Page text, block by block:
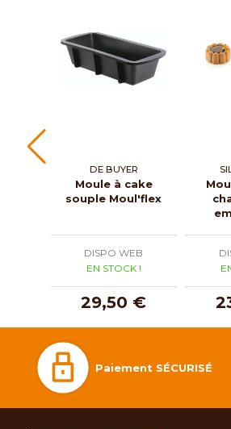
DE BUYER
Moule à cake
souple Moul'flex
DISPO WEB
EN STOCK !
29,50 €
Paiement SÉCURISÉ